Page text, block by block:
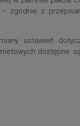
zgodnie z
ustawień
dostępne